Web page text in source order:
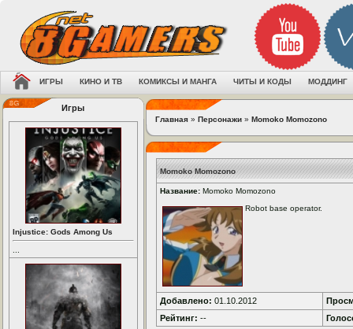
ИГРЫ КИНО И ТВ КОМИКСЫ И МАНГА ЧИТЫ И КОДЫ МОДДИНГ
Игры
Injustice: Gods Among Us
Главная » Персонажи » Momoko Momozono
Momoko Momozono
Название: Momoko Momozono
Robot base operator.
Добавлено: 01.10.2012
Рейтинг: --